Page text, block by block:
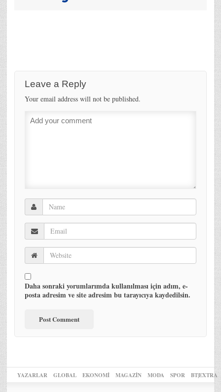
Leave a Reply
Your email address will not be published.
Daha sonraki yorumlarımda kullanılması için adım, e-
posta adresim ve site adresim bu tarayıcıya kaydedilsin.
YAZARLAR GLOBAL EKONOMİ MAGAZİN MODA SPOR BT|EXTRA